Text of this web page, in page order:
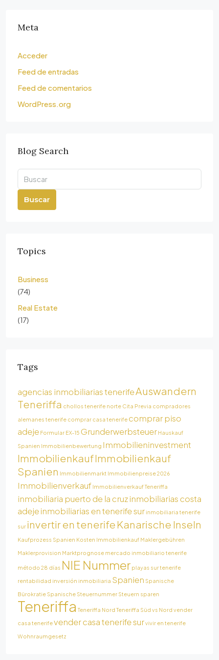
Meta
Acceder
Feed de entradas
Feed de comentarios
WordPress.org
Blog Search
Buscar
Topics
Business
(74)
Real Estate
(17)
Tags
agencias inmobiliarias tenerifeAuswandern
Teneriffa chollos tenerife norte Cita Previa compradores
alemanes tenerife comprar casa tenerife comprar piso
adeje Formular EX-15 Grunderwerbsteuer Hauskauf
Spanien Immobilienbewertung Immobilieninvestment
ImmobilienkaufImmobilienkauf
Spanien Immobilienmarkt Immobilienpreise 2026
Immobilienverkauf Immobilienverkauf Teneriffa
inmobiliaria puerto de la cruzinmobiliarias costa
adejeinmobiliarias en tenerife sur inmobiliaria tenerife
sur invertir en tenerifeKanarische Inseln
Kaufprozess Spanien Kosten Immobilienkauf Maklergebühren
Maklerprovision Marktprognose mercado inmobiliario tenerife
método 28 días NIE Nummer playas sur tenerife
rentabilidad inversión inmobiliaria Spanien Spanische
Bürokratie Spanische Steuernummer Steuern sparen
Teneriffa Teneriffa Nord Teneriffa Süd vs Nord vender
casa tenerifevender casa tenerife survivir en tenerife
Wohnraumgesetz